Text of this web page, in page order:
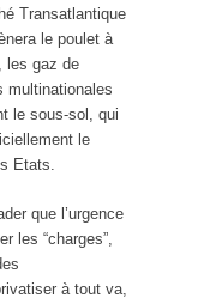
Transatlantique
le poulet à
les gaz de
multinationales
le sous-sol, qui
le
Etats.
que l’urgence
les “charges”,
à tout va,